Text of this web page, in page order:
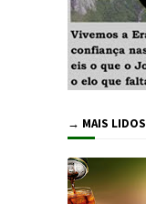
→ MAIS LIDOS